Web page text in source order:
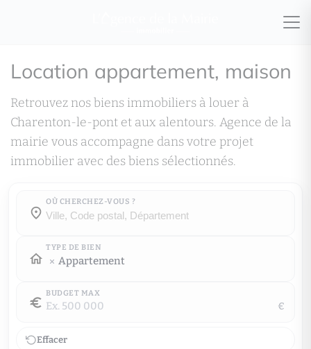
Location appartement, maison
Retrouvez nos biens immobiliers à louer à
Charenton-le-pont et aux alentours. Agence de la
mairie vous accompagne dans votre projet
immobilier avec des biens sélectionnés.
OÙ CHERCHEZ-VOUS ?
Où cherchez-vous ?
Où cherchez-vous ?
TYPE DE BIEN
Appartement
BUDGET MAX
€
Effacer